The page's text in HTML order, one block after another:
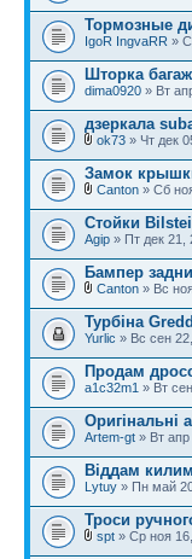
Тормозные
IgoR IngvaRR »
Шторка
dima0920 » Вт
дзеркала
ok73 » Чт дек
Замок
Canton » Сб
Стойки
Agip » Пт дек 21,
Бампер
Canton » Вс
Турбіна
Yurlic » Вс сен
Продам
a1c32m1 » Вт
Оригінальні
Artem-gt » Вт
Віддам
Lytuy » Пн май
Троси
spt » Ср ноя